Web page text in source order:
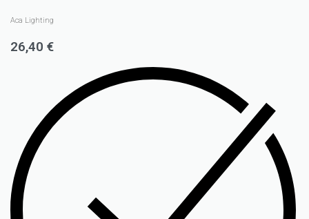
Aca Lighting
26,40 €